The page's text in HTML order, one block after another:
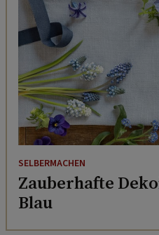
SELBERMACHEN
Zauberhafte
Blau